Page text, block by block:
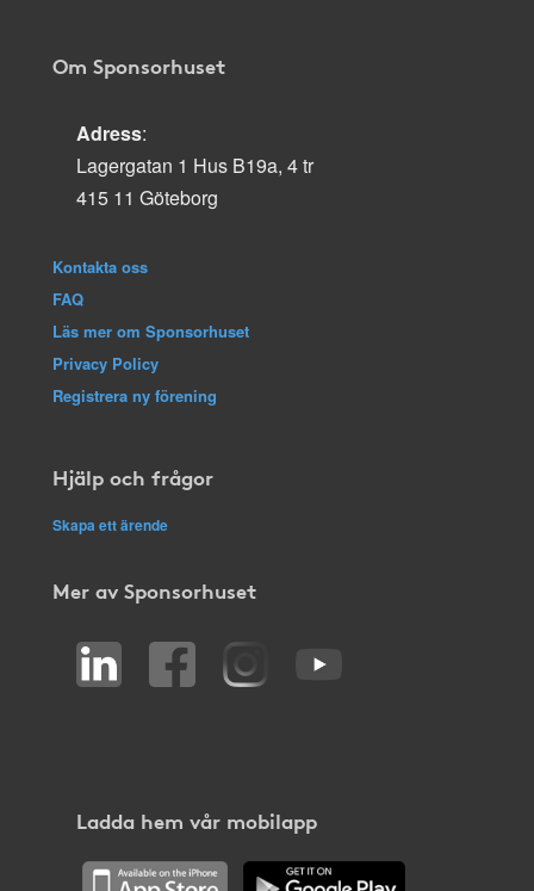
Om Sponsorhuset
Adress:
Lagergatan 1 Hus B19a, 4 tr
415 11 Göteborg
Kontakta oss
FAQ
Läs mer om Sponsorhuset
Privacy Policy
Registrera ny förening
Hjälp och frågor
Skapa ett ärende
Mer av Sponsorhuset
Ladda hem vår mobilapp